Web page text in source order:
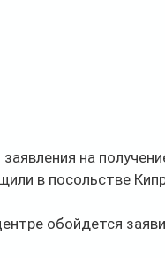
на
в посольстве
обойдется